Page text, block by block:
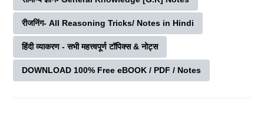
रीजनिंग- All Reasoning Tricks/ Notes in Hindi
हिंदी व्याकरण - सभी महत्त्वपूर्ण टॉपिक्स & नोट्स
DOWNLOAD 100% Free eBOOK / PDF / Notes